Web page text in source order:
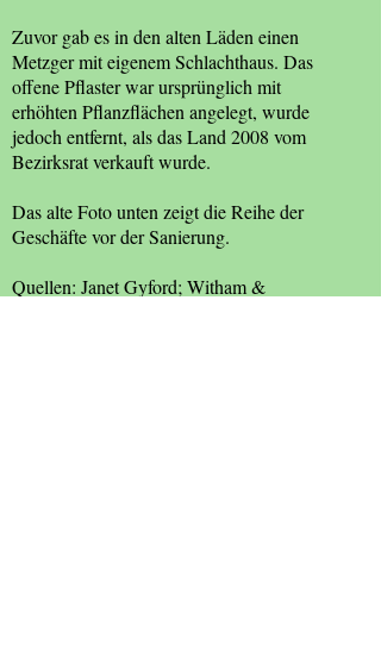
Zuvor gab es in den alten Läden einen
Metzger mit eigenem Schlachthaus. Das
offene Pflaster war ursprünglich mit
erhöhten Pflanzflächen angelegt, wurde
jedoch entfernt, als das Land 2008 vom
Bezirksrat verkauft wurde.
Das alte Foto unten zeigt die Reihe der
Geschäfte vor der Sanierung.
Quellen: Janet Gyford; Witham &